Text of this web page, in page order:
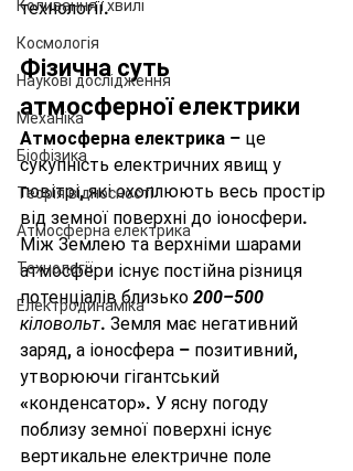
Коливання і хвилі
Космологія
Наукові дослідження
Механіка
Біофізика
Теорія відносності
Атмосферна електрика
Технології
Електродинаміка
технології.
Фізична суть
атмосферної електрики
Атмосферна електрика – це
сукупність електричних явищ у
повітрі, які охоплюють весь простір
від земної поверхні до іоносфери.
Між Землею та верхніми шарами
атмосфери існує постійна різниця
потенціалів близько 200–500
кіловольт. Земля має негативний
заряд, а іоносфера – позитивний,
утворюючи гігантський
«конденсатор». У ясну погоду
поблизу земної поверхні існує
вертикальне електричне поле